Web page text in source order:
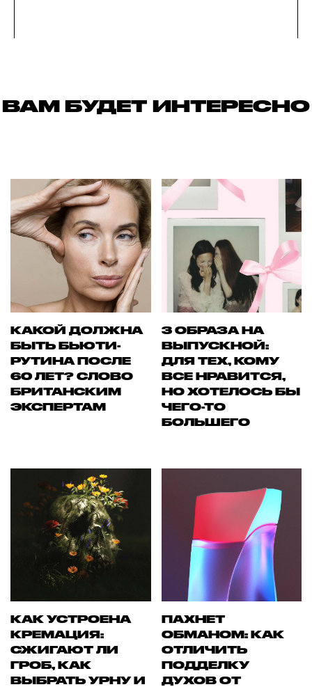
ВАМ БУДЕТ ИНТЕРЕСНО
КАКОЙ ДОЛЖНА
БЫТЬ БЬЮТИ-
РУТИНА ПОСЛЕ
60 ЛЕТ? СЛОВО
БРИТАНСКИМ
ЭКСПЕРТАМ
3 ОБРАЗА НА
ВЫПУСКНОЙ:
ДЛЯ ТЕХ, КОМУ
ВСЕ НРАВИТСЯ,
НО ХОТЕЛОСЬ БЫ
ЧЕГО-ТО
БОЛЬШЕГО
КАК УСТРОЕНА
КРЕМАЦИЯ:
СЖИГАЮТ ЛИ
ГРОБ, КАК
ВЫБРАТЬ УРНУ И
ПАХНЕТ
ОБМАНОМ: КАК
ОТЛИЧИТЬ
ПОДДЕЛКУ
ДУХОВ ОТ